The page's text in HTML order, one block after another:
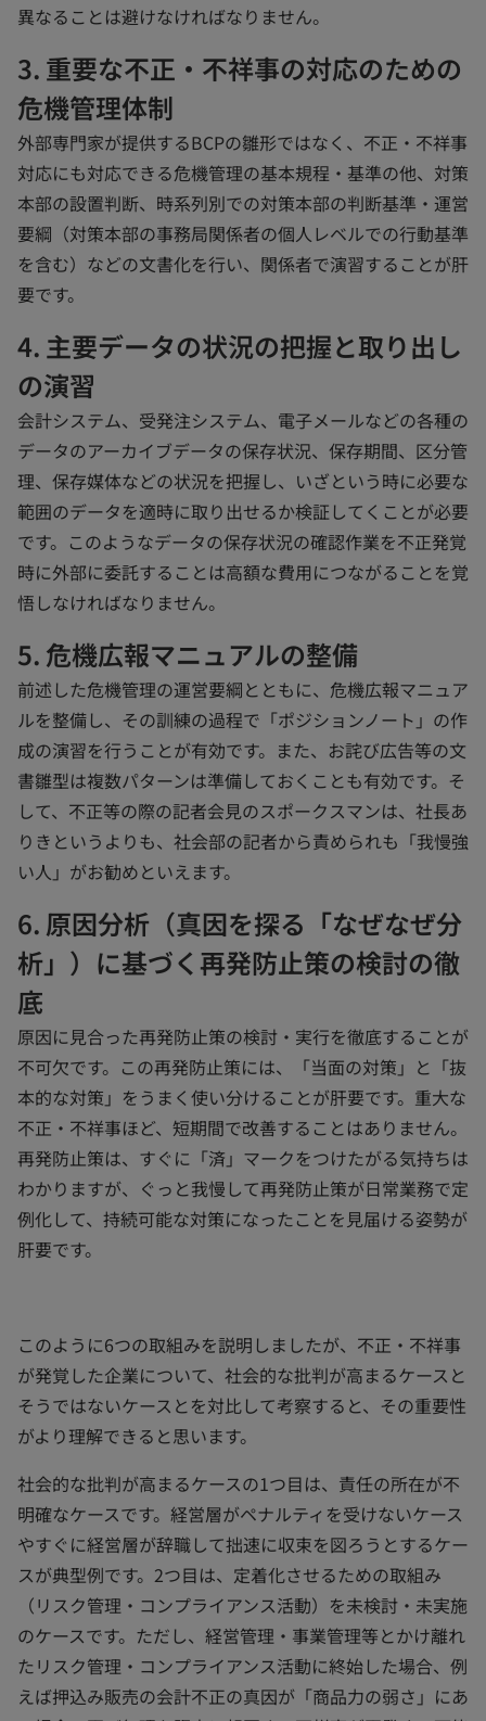
異なることは避けなければなりません。
3. 重要な不正・不祥事の対応のための
危機管理体制
外部専門家が提供するBCPの雛形ではなく、不正・不祥事
対応にも対応できる危機管理の基本規程・基準の他、対策
本部の設置判断、時系列別での対策本部の判断基準・運営
要綱（対策本部の事務局関係者の個人レベルでの行動基準
を含む）などの文書化を行い、関係者で演習することが肝
要です。
4. 主要データの状況の把握と取り出し
の演習
会計システム、受発注システム、電子メールなどの各種の
データのアーカイブデータの保存状況、保存期間、区分管
理、保存媒体などの状況を把握し、いざという時に必要な
範囲のデータを適時に取り出せるか検証してくことが必要
です。このようなデータの保存状況の確認作業を不正発覚
時に外部に委託することは高額な費用につながることを覚
悟しなければなりません。
5. 危機広報マニュアルの整備
前述した危機管理の運営要綱とともに、危機広報マニュア
ルを整備し、その訓練の過程で「ポジションノート」の作
成の演習を行うことが有効です。また、お詫び広告等の文
書雛型は複数パターンは準備しておくことも有効です。そ
して、不正等の際の記者会見のスポークスマンは、社長あ
りきというよりも、社会部の記者から責められも「我慢強
い人」がお勧めといえます。
6. 原因分析（真因を探る「なぜなぜ分
析」）に基づく再発防止策の検討の徹
底
原因に見合った再発防止策の検討・実行を徹底することが
不可欠です。この再発防止策には、「当面の対策」と「抜
本的な対策」をうまく使い分けることが肝要です。重大な
不正・不祥事ほど、短期間で改善することはありません。
再発防止策は、すぐに「済」マークをつけたがる気持ちは
わかりますが、ぐっと我慢して再発防止策が日常業務で定
例化して、持続可能な対策になったことを見届ける姿勢が
肝要です。
このように6つの取組みを説明しましたが、不正・不祥事
が発覚した企業について、社会的な批判が高まるケースと
そうではないケースとを対比して考察すると、その重要性
がより理解できると思います。
社会的な批判が高まるケースの1つ目は、責任の所在が不
明確なケースです。経営層がペナルティを受けないケース
やすぐに経営層が辞職して拙速に収束を図ろうとするケー
スが典型例です。2つ目は、定着化させるための取組み
（リスク管理・コンプライアンス活動）を未検討・未実施
のケースです。ただし、経営管理・事業管理等とかけ離れ
たリスク管理・コンプライアンス活動に終始した場合、例
えば押込み販売の会計不正の真因が「商品力の弱さ」にあ